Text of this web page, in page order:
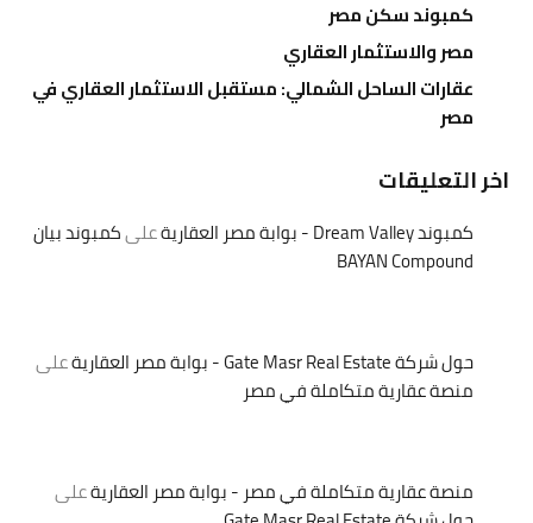
كمبوند سكن مصر
مصر والاستثمار العقاري
عقارات الساحل الشمالي: مستقبل الاستثمار العقاري في
مصر
اخر التعليقات
كمبوند Dream Valley - بوابة مصر العقارية علىكمبوند بيان
BAYAN Compound
حول شركة Gate Masr Real Estate - بوابة مصر العقارية
على
منصة عقارية متكاملة في مصر
منصة عقارية متكاملة في مصر - بوابة مصر العقاريةعلى